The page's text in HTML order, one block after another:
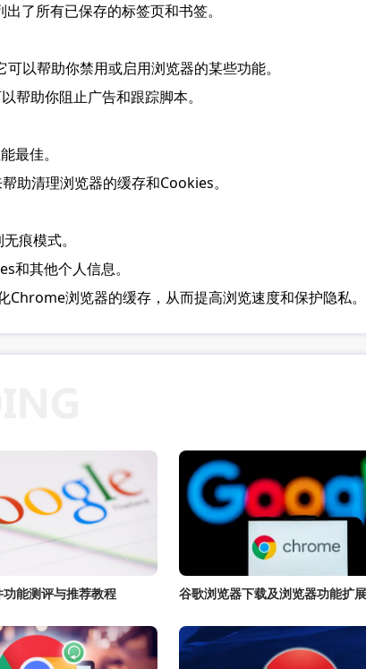
了所有已保存的标签页和书签。
以帮助你禁用或启用浏览器的某些功能。
帮助你阻止广告和跟踪脚本。
最佳。
助清理浏览器的缓存和Cookies。
痕模式。
和其他个人信息。
浏览器的缓存，从而提高浏览速度和保护隐私。
能测评与推荐教程